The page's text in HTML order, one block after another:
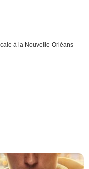
à la Nouvelle-Orléans